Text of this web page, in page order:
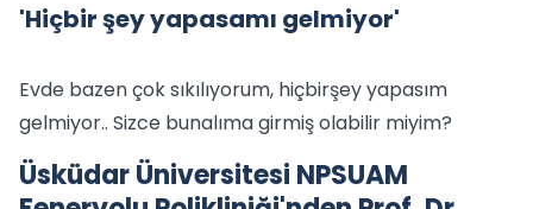
'Hiçbir şey yapasamı gelmiyor'
Evde bazen çok sıkılıyorum, hiçbirşey yapasım
gelmiyor.. Sizce bunalıma girmiş olabilir miyim?
Üsküdar Üniversitesi NPSUAM